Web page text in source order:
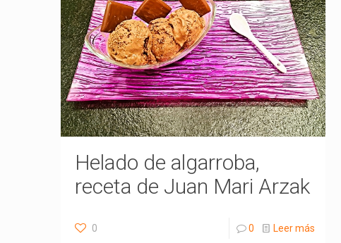
Helado de algarroba,
receta de Juan Mari Arzak
0 0 Leer más